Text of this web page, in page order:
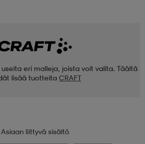
eri malleja, joista voit valita. Täältä
lisää tuotteita CRAFT
Asiaan liittyvä sisältö